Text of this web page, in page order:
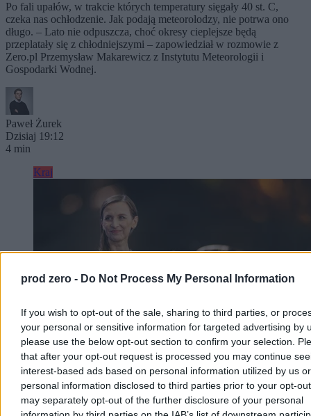
prod zero - Do Not Process My Personal Information
If you wish to opt-out of the sale, sharing to third parties, or
your personal or sensitive information for targeted advertising by
please use the below opt-out section to confirm your selection.
that after your opt-out request is processed you may continue
interest-based ads based on personal information utilized by us or
personal information disclosed to third parties prior to your opt-
may separately opt-out of the further disclosure of your personal
Po fali upałów, w trakcie których temperatury sięgały 40 st. C,
czeka nas ochłodzenie. Jak podają meteorolodzy, nie potrwa ono
długo. – Lato nie odpuszcza, choć okresy cieplejsze będą
przeplatały się z chłodniejszymi – zapowiedział w rozmowie z
Zero.pl Przemysław Makarewicz z Instytutu Meteorologii i
Gospodarki Wodnej.
Paweł Żurek
Dzisiaj 19:12
4 min
Kraj
Kto się boi małżeństwa dwóch mężczyzn (albo
małżeństwa dwóch kobiet)?